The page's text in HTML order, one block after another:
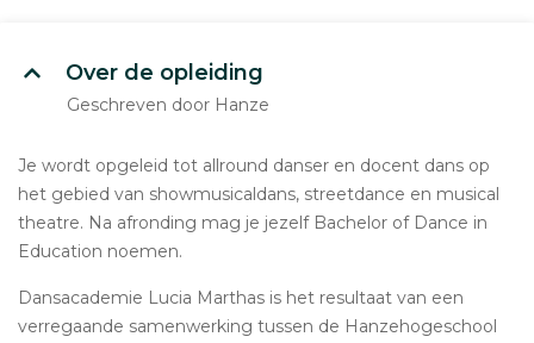
Over de opleiding
Geschreven door Hanze
Je wordt opgeleid tot allround danser en docent dans op
het gebied van showmusicaldans, streetdance en musical
theatre. Na afronding mag je jezelf Bachelor of Dance in
Education noemen.
Dansacademie Lucia Marthas is het resultaat van een
verregaande samenwerking tussen de Hanzehogeschool